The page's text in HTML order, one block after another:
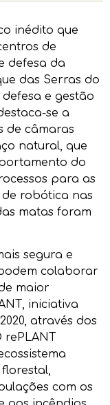
inédito que
de
defesa da
das Serras do
e gestão
se a
de câmaras
natural, que
do
para as
robótica nas
matas foram
segura e
colaborar
maior
iniciativa
através dos
com os